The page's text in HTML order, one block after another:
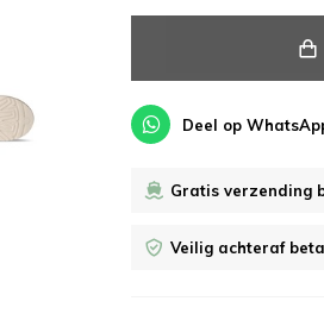
Deel op
Gratis verzending
Veilig achteraf